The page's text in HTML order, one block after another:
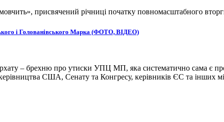
присвячений річниці початку повномасштабного
і Голованівського Марка (ФОТО, ВІДЕО)
– брехню про утиски УПЦ МП, яка систематично сама є
США, Сенату та Конгресу, керівників ЄС та інших